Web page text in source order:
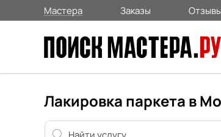
Мастера Заказы Отзывы
Лакировка паркета в